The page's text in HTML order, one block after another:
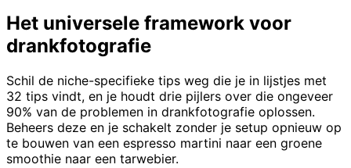
Het universele framework voor
drankfotografie
Schil de niche-specifieke tips weg die je in lijstjes met
32 tips vindt, en je houdt drie pijlers over die ongeveer
90% van de problemen in drankfotografie oplossen.
Beheers deze en je schakelt zonder je setup opnieuw op
te bouwen van een espresso martini naar een groene
smoothie naar een tarwebier.